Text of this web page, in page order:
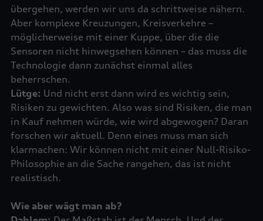
übergehen, werden wir uns da schrittweise nähern.
Aber komplexe Kreuzungen, Kreisverkehre –
möglicherweise mit einer Kuppe, über die die
Sensoren nicht hinwegsehen können – das muss die
Technologie dann zunächst einmal alles
Lütge: Und nicht erst dann wird es wichtig sein,
Risiken zu gewichten. Also was sind Risiken, die man
in Kauf nehmen würde, wie wird abgewogen? Daran
forschen wir aktuell. Denn eines muss man sich
klarmachen: Wir können nicht mit einer Null-Risiko-
Philosophie an die Sache rangehen, das ist nicht
Wie aber wägt man ab?